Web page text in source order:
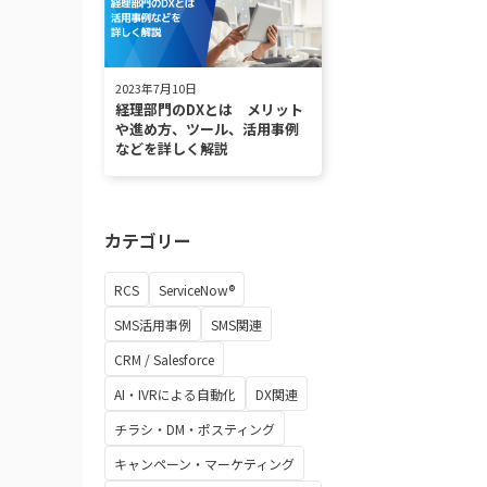
2023年7月10日
経理部門のDXとは メリット
や進め方、ツール、活用事例
などを詳しく解説
カテゴリー
RCS
ServiceNow®
SMS活用事例
SMS関連
CRM / Salesforce
AI・IVRによる自動化
DX関連
チラシ・DM・ポスティング
キャンペーン・マーケティング